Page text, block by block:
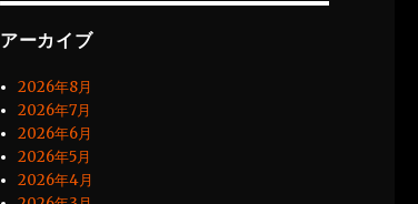
アーカイブ
2026年8月
2026年7月
2026年6月
2026年5月
2026年4月